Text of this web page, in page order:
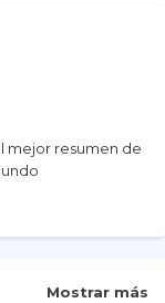
mejor resumen de
Mostrar más